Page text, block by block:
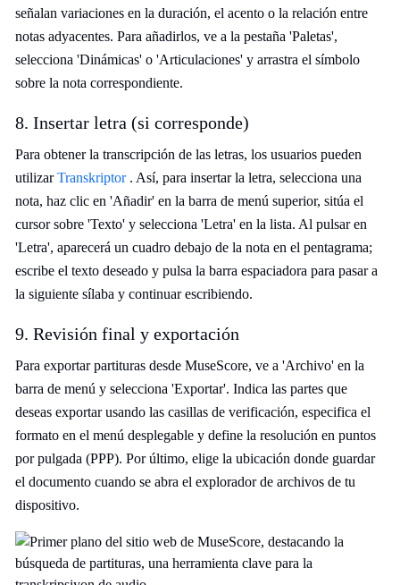
señalan variaciones en la duración, el acento o la relación entre
notas adyacentes. Para añadirlos, ve a la pestaña 'Paletas',
selecciona 'Dinámicas' o 'Articulaciones' y arrastra el símbolo
sobre la nota correspondiente.
8. Insertar letra (si corresponde)
Para obtener la transcripción de las letras, los usuarios pueden
utilizarTranskriptor. Así, para insertar la letra, selecciona una
nota, haz clic en 'Añadir' en la barra de menú superior, sitúa el
cursor sobre 'Texto' y selecciona 'Letra' en la lista. Al pulsar en
'Letra', aparecerá un cuadro debajo de la nota en el pentagrama;
escribe el texto deseado y pulsa la barra espaciadora para pasar a
la siguiente sílaba y continuar escribiendo.
9. Revisión final y exportación
Para exportar partituras desde MuseScore, ve a 'Archivo' en la
barra de menú y selecciona 'Exportar'. Indica las partes que
deseas exportar usando las casillas de verificación, especifica el
formato en el menú desplegable y define la resolución en puntos
por pulgada (PPP). Por último, elige la ubicación donde guardar
el documento cuando se abra el explorador de archivos de tu
dispositivo.